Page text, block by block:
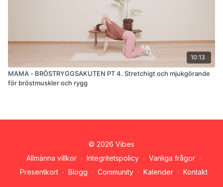
10:13
MAMA - BRÖSTRYGGSAKUTEN PT 4. Stretchigt och mjukgörande
för bröstmuskler och rygg
© 2026 Vibes
Allmänna villkor ∙ Integritetspolicy ∙ Vanliga frågor ∙
Presentkort ∙ Blogg ∙ Community ∙ Kalender ∙ Kontakt